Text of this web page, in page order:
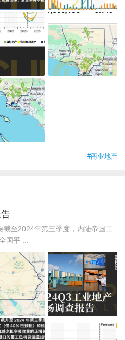
#商业地产
至2024年第三季度，内陆帝国工
国平 ...